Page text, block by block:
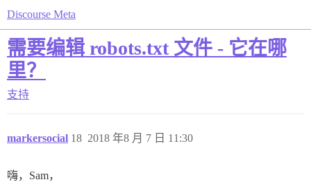
Discourse Meta
需要编辑 robots.txt 文件 - 它在哪
里？
支持
markersocial 2018 年8 月 7 日 11:30
18
嗨，Sam，